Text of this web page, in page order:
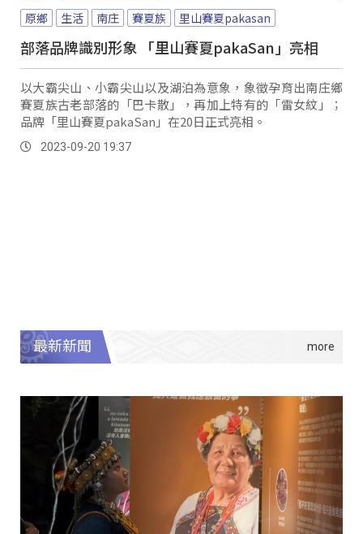
原鄉 生活 南庄 賽夏族 里山賽夏pakasan
部落品牌識別形象 「里山賽夏pakaSan」亮相
以大霸尖山、小霸尖山以及湖泊為意象，象徵孕育出南庄鄉
賽夏族古老部落的「巴卡散」，再加上特有的「雷女紋」；
品牌「里山賽夏pakaSan」在20日正式亮相。
2023-09-20 19:37
最新新聞